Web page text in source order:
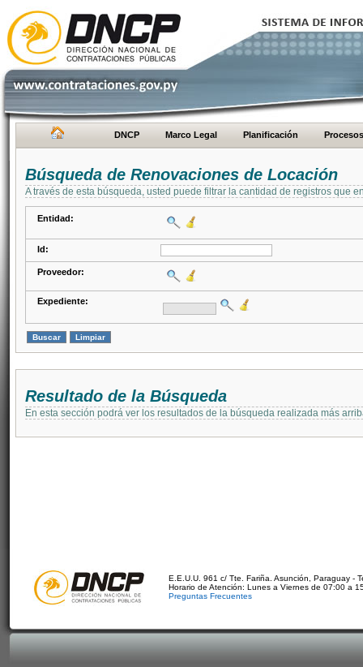
DNCP Marco Legal Planificación Procesos
Búsqueda de Renovaciones de Locación
A través de esta búsqueda, usted puede filtrar la cantidad de registros que
Entidad:
Id:
Proveedor:
Expediente:
Resultado de la Búsqueda
En esta sección podrá ver los resultados de la búsqueda realizada más
E.E.U.U. 961 c/ Tte. Fariña. Asunción, Paraguay -
Horario de Atención: Lunes a Viernes de 07:00 a
Preguntas Frecuentes